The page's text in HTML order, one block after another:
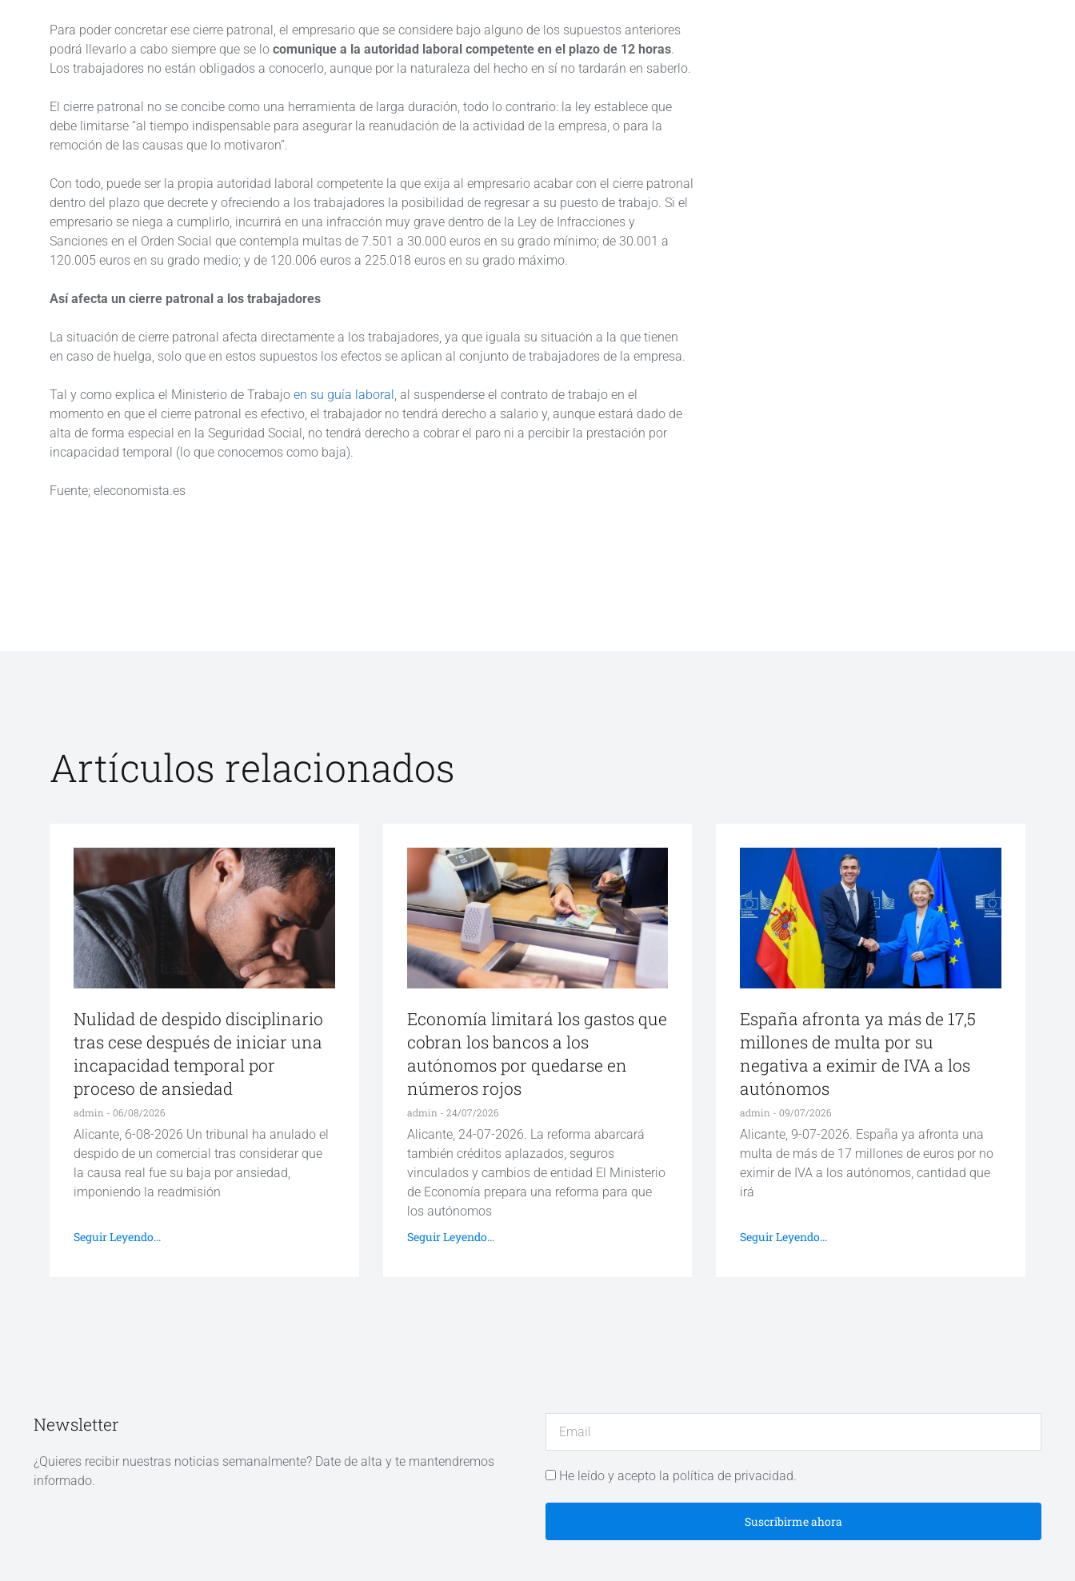
Para poder concretar ese cierre patronal, el empresario que se considere bajo alguno de los supuestos anteriores
podrá llevarlo a cabo siempre que se lo comunique a la autoridad laboral competente en el plazo de 12 horas.
Los trabajadores no están obligados a conocerlo, aunque por la naturaleza del hecho en sí no tardarán en saberlo.
El cierre patronal no se concibe como una herramienta de larga duración, todo lo contrario: la ley establece que
debe limitarse “al tiempo indispensable para asegurar la reanudación de la actividad de la empresa, o para la
remoción de las causas que lo motivaron”.
Con todo, puede ser la propia autoridad laboral competente la que exija al empresario acabar con el cierre patronal
dentro del plazo que decrete y ofreciendo a los trabajadores la posibilidad de regresar a su puesto de trabajo. Si el
empresario se niega a cumplirlo, incurrirá en una infracción muy grave dentro de la Ley de Infracciones y
Sanciones en el Orden Social que contempla multas de 7.501 a 30.000 euros en su grado mínimo; de 30.001 a
120.005 euros en su grado medio; y de 120.006 euros a 225.018 euros en su grado máximo.
Así afecta un cierre patronal a los trabajadores
La situación de cierre patronal afecta directamente a los trabajadores, ya que iguala su situación a la que tienen
en caso de huelga, solo que en estos supuestos los efectos se aplican al conjunto de trabajadores de la empresa.
Tal y como explica el Ministerio de Trabajo en su guía laboral, al suspenderse el contrato de trabajo en el
momento en que el cierre patronal es efectivo, el trabajador no tendrá derecho a salario y, aunque estará dado de
alta de forma especial en la Seguridad Social, no tendrá derecho a cobrar el paro ni a percibir la prestación por
incapacidad temporal (lo que conocemos como baja).
Fuente; eleconomista.es
Artículos relacionados
Nulidad de despido disciplinario
tras cese después de iniciar una
incapacidad temporal por
proceso de ansiedad
admin 06/08/2026
Alicante, 6-08-2026 Un tribunal ha anulado el
despido de un comercial tras considerar que
la causa real fue su baja por ansiedad,
imponiendo la readmisión
Seguir Leyendo...
Economía limitará los gastos que
cobran los bancos a los
autónomos por quedarse en
números rojos
admin 24/07/2026
Alicante, 24-07-2026. La reforma abarcará
también créditos aplazados, seguros
vinculados y cambios de entidad El Ministerio
de Economía prepara una reforma para que
los autónomos
Seguir Leyendo...
España afronta ya más de 17,5
millones de multa por su
negativa a eximir de IVA a los
autónomos
admin 09/07/2026
Alicante, 9-07-2026. España ya afronta una
multa de más de 17 millones de euros por no
eximir de IVA a los autónomos, cantidad que
irá
Seguir Leyendo...
Newsletter
¿Quieres recibir nuestras noticias semanalmente? Date de alta y te mantendremos
informado.
He leído y acepto la política de privacidad.
Suscribirme ahora